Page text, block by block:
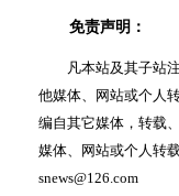
免责声明：
凡本站及其子站注
他媒体、网站或个人
编自其它媒体，转载
媒体、网站或个人转
snews@126.com